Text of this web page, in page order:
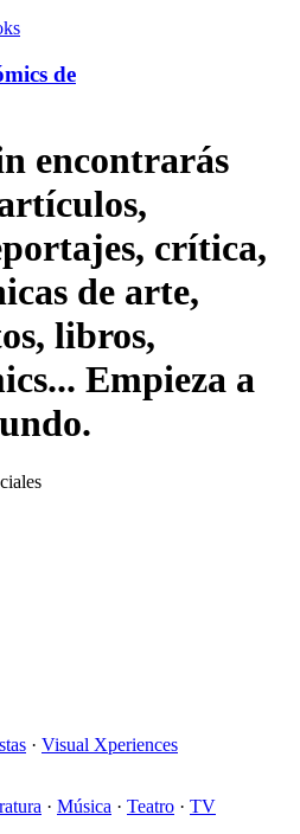
de
encontrarás
crítica,
de arte,
libros,
Empieza a
· Visual Xperiences
· Música · Teatro · TV